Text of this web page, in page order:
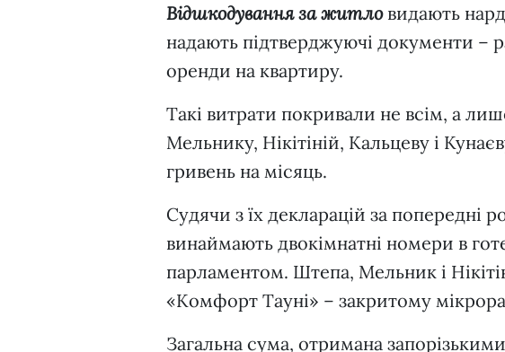
Відшкодування за житловидають
надають підтверджуючі документи –
оренди на квартиру.
Такі витрати покривали не всім, а
Мельнику, Нікітіній, Кальцеву і
гривень на місяць.
Судячи з їх декларацій за попередні
винаймають двокімнатні номери в
парламентом. Штепа, Мельник і
«Комфорт Тауні» – закритому
Загальна сума, отримана